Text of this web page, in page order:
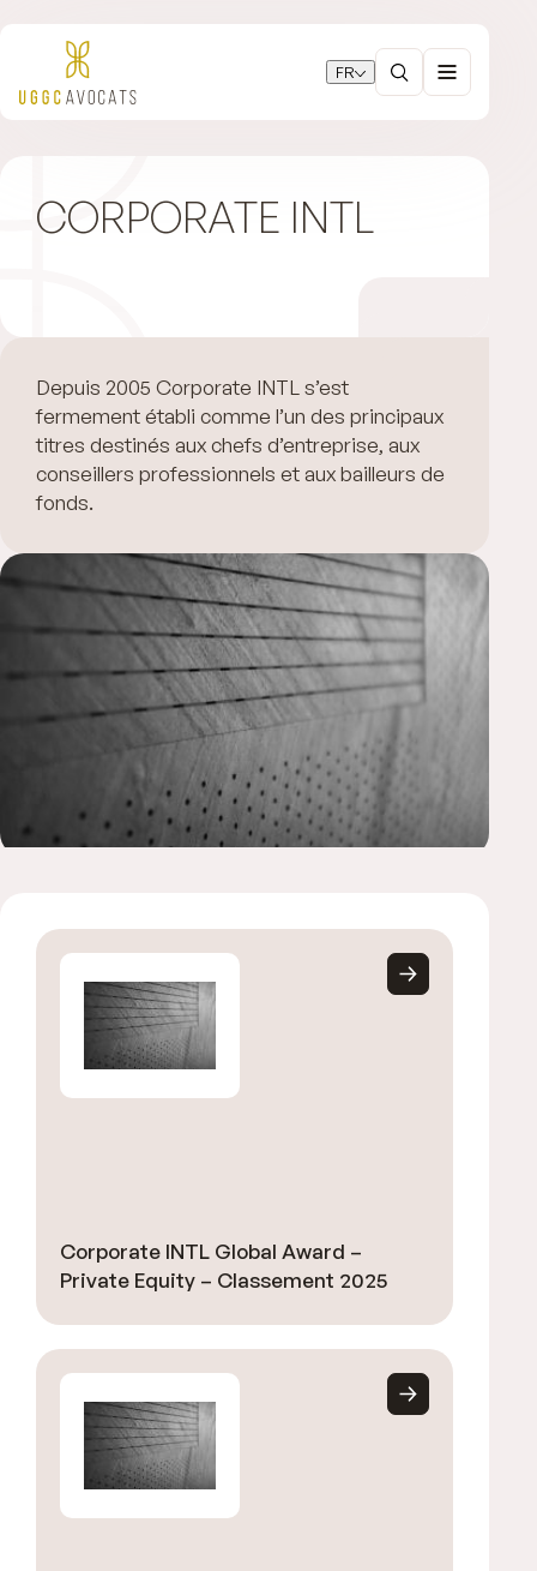
FR
CORPORATE INTL
Depuis 2005 Corporate INTL s’est
fermement établi comme l’un des principaux
titres destinés aux chefs d’entreprise, aux
conseillers professionnels et aux bailleurs de
fonds.
Corporate INTL Global Award –
Private Equity – Classement 2025